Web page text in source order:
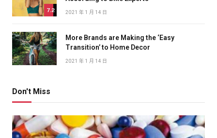
7.2 2021 年 1 月 14 日
More Brands are Making the ‘Easy
Transition’ to Home Decor
2021 年 1 月 14 日
Don't Miss